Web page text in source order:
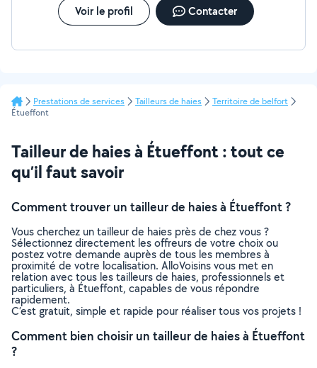
Voir le profil Contacter
Prestations de services Tailleurs de haies
Territoire de belfort
Étueffont
Tailleur de haies à Étueffont : tout ce
qu’il faut savoir
Comment trouver un tailleur de haies à Étueffont ?
Vous cherchez un tailleur de haies près de chez vous ?
Sélectionnez directement les offreurs de votre choix ou
postez votre demande auprès de tous les membres à
proximité de votre localisation. AlloVoisins vous met en
relation avec tous les tailleurs de haies, professionnels et
particuliers, à Étueffont, capables de vous répondre
rapidement.
C’est gratuit, simple et rapide pour réaliser tous vos projets !
Comment bien choisir un tailleur de haies à Étueffont
?